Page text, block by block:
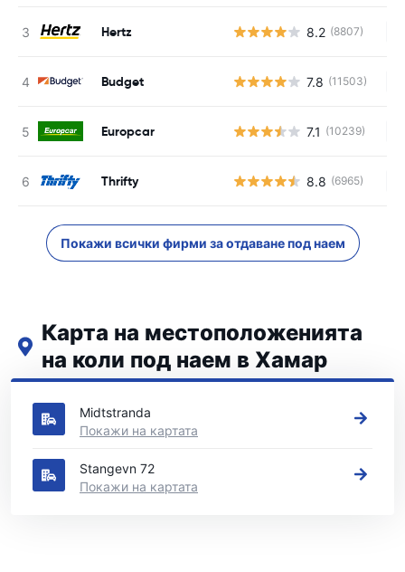
Hertz 8.2 (8807)
Budget 7.8 (11503)
Europcar 7.1 (10239)
Thrifty 8.8 (6965)
Покажи всички фирми за отдаване под наем
Карта на местоположенията
на коли под наем в Хамар
Вижте нашите основни места за коли под наем в Хамар
Midtstranda
Покажи на картата
Stangevn 72
Покажи на картата